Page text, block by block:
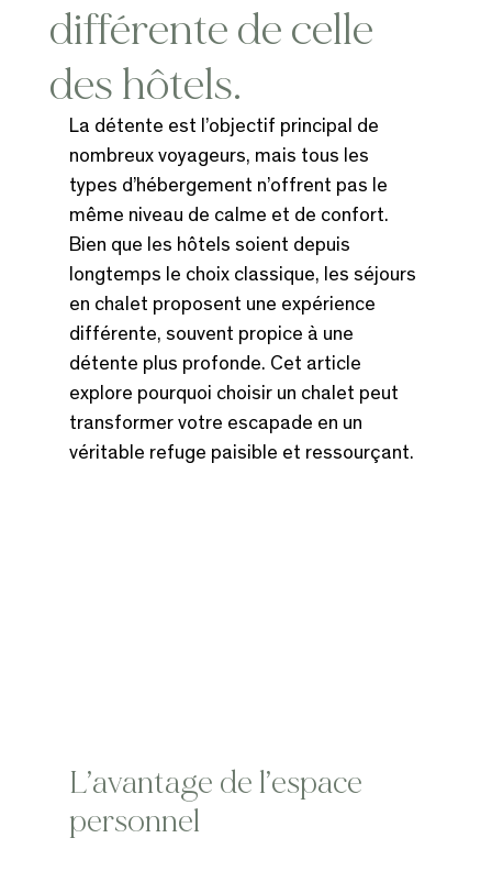
différente de celle
des hôtels.
La détente est l’objectif principal de
nombreux voyageurs, mais tous les
types d’hébergement n’offrent pas le
même niveau de calme et de confort.
Bien que les hôtels soient depuis
longtemps le choix classique, les séjours
en chalet proposent une expérience
différente, souvent propice à une
détente plus profonde. Cet article
explore pourquoi choisir un chalet peut
transformer votre escapade en un
véritable refuge paisible et ressourçant.
L’avantage de l’espace
personnel